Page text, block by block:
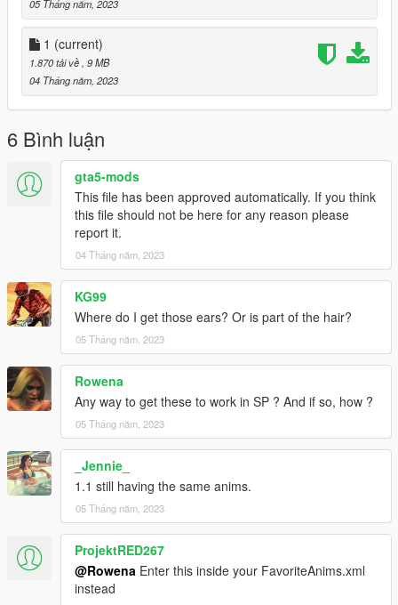
05 Tháng năm, 2023
1 (current)
1.870 tải về , 9 MB
04 Tháng năm, 2023
6 Bình luận
gta5-mods
This file has been approved automatically. If you think
this file should not be here for any reason please
report it.
04 Tháng năm, 2023
KG99
Where do I get those ears? Or is part of the hair?
05 Tháng năm, 2023
Rowena
Any way to get these to work in SP ? And if so, how ?
05 Tháng năm, 2023
_Jennie_
1.1 still having the same anims.
05 Tháng năm, 2023
ProjektRED267
@Rowena Enter this inside your FavoriteAnims.xml
instead